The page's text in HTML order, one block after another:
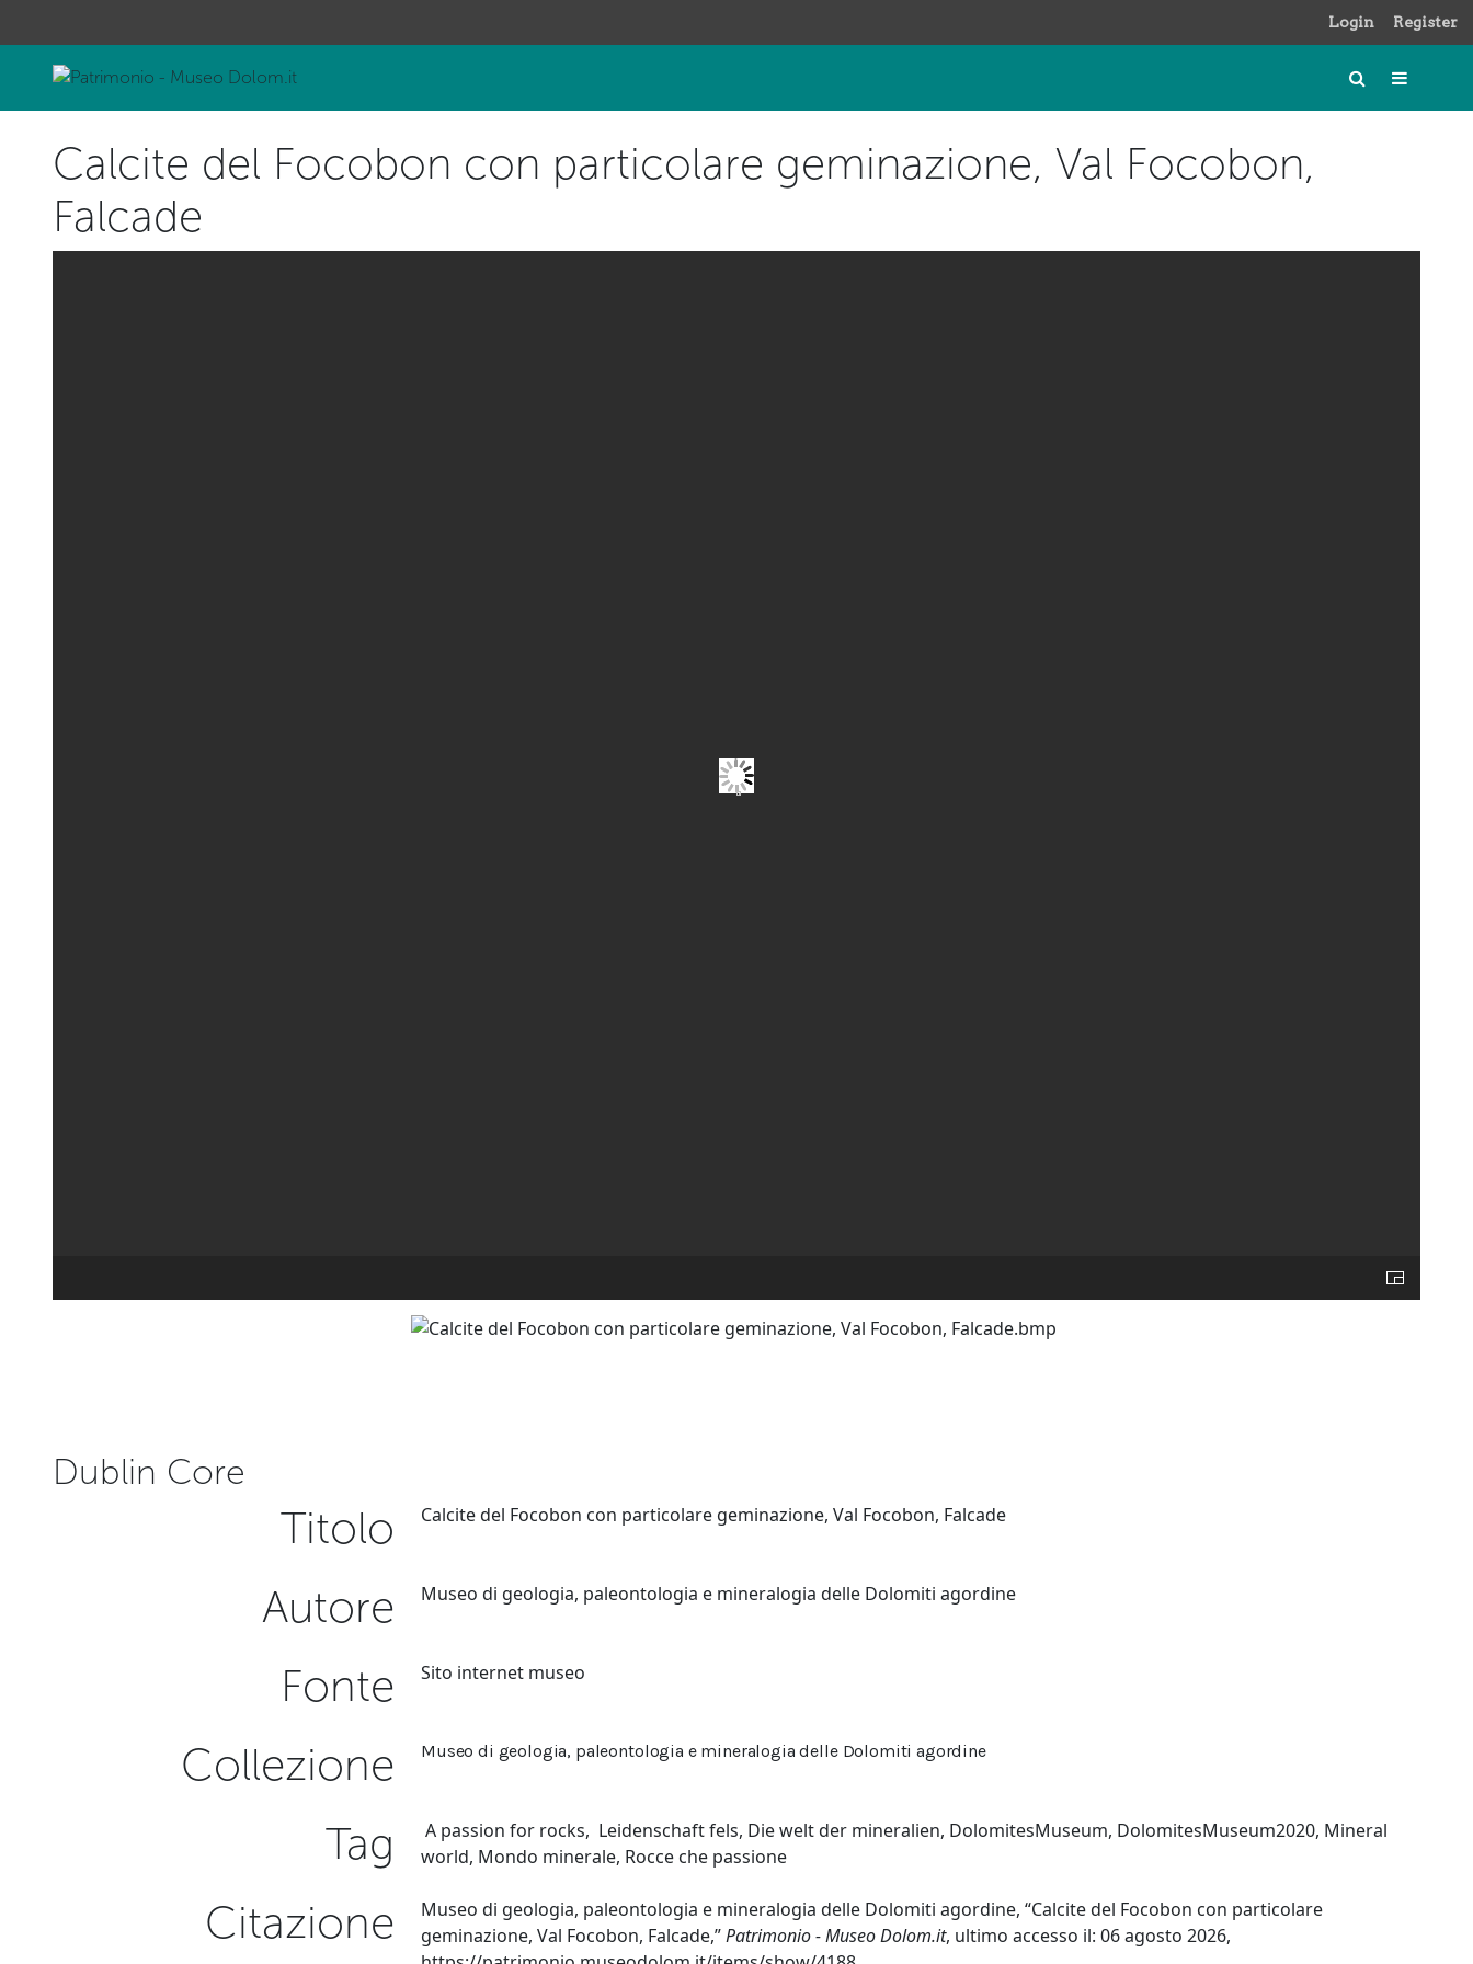
Login Register
Calcite del Focobon con particolare geminazione, Val Focobon,
Falcade
Dublin Core
Titolo Calcite del Focobon con particolare geminazione, Val Focobon, Falcade
Autore Museo di geologia, paleontologia e mineralogia delle Dolomiti agordine
Fonte Sito internet museo
Collezione Museo di geologia, paleontologia e mineralogia delle Dolomiti agordine
Tag A passion for rocks, Leidenschaft fels, Die welt der mineralien, DolomitesMuseum, DolomitesMuseum2020, Mineral
world, Mondo minerale, Rocce che passione
Citazione
Museo di geologia, paleontologia e mineralogia delle Dolomiti agordine, “Calcite del Focobon con particolare
geminazione, Val Focobon, Falcade,”Patrimonio - Museo Dolom.it, ultimo accesso il: 06 agosto 2026,